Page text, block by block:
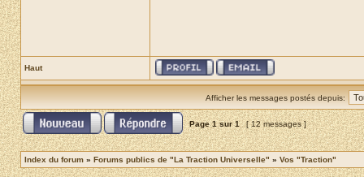
Haut
Afficher les messages postés depuis:
Page1sur1 [ 12 messages ]
Index du forum » Forums publics de "La Traction Universelle" » Vos "Traction"